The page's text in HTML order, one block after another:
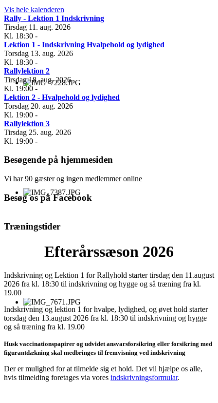
Vis hele kalenderen
Rally - Lektion 1 Indskrivning
Tirsdag 11. aug. 2026
Kl. 18:30 -
Lektion 1 - Indskrivning Hvalpehold og lydighed
Torsdag 13. aug. 2026
Kl. 18:30 -
Rallylektion 2
Tirsdag 18. aug. 2026
Kl. 19:00 -
Lektion 2 - Hvalpehold og lydighed
Torsdag 20. aug. 2026
Kl. 19:00 -
Rallylektion 3
Tirsdag 25. aug. 2026
Kl. 19:00 -
Besøgende på hjemmesiden
Vi har 90 gæster og ingen medlemmer online
Besøg os på Facebook
Træningstider
Efterårssæson 2026
Indskrivning og Lektion 1 for Rallyhold starter tirsdag den 11.august
2026 fra kl. 18:30 til indskrivning og hygge og så træning fra kl.
19.00
Indskrivning og lektion 1 for hvalpe, lydighed, og øvet hold starter
torsdag den 13.august 2026 fra kl. 18:30 til indskrivning og hygge
og så træning fra kl. 19.00
Husk vaccinationspapirer og udvidet ansvarsforsikring eller forsikring med
figurantdækning skal medbringes til fremvisning ved indskrivning
Der er mulighed for at tilmelde sig et hold. Det vil hjælpe os alle,
hvis tilmelding foretages via vores indskrivningsformular.